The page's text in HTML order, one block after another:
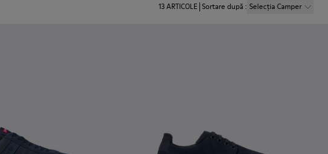
13ARTICOLE Sortare după : Selecția Camper